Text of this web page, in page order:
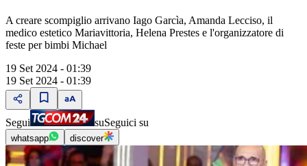
A creare scompiglio arrivano Iago Garcìa, Amanda Lecciso, il
medico estetico Mariavittoria, Helena Prestes e l'organizzatore di
feste per bimbi Michael
19 Set 2024 - 01:39
19 Set 2024 - 01:39
Segui suSeguici su
whatsapp discover